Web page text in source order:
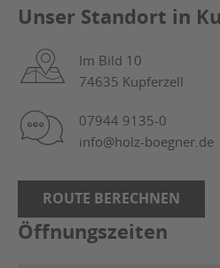
Unser Standort in
Im Bild 10
74635 Kupferzell
07944 9135-0
info@holz-boegner.de
ROUTE BERECHNEN
Öffnungszeiten